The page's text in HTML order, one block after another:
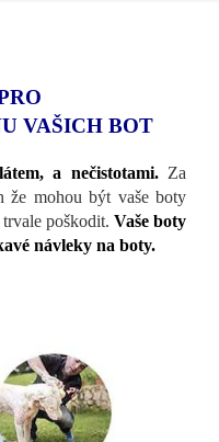
VAŠICH BOT
a nečistotami.Za
že mohou být vaše boty
poškodit. Vaše boty
návleky na boty.